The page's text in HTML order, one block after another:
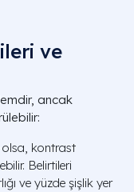
ve
ancak
kontrast
Belirtileri
ve yüzde şişlik yer